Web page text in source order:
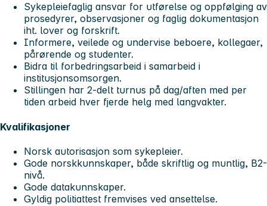
Sykepleiefaglig ansvar for utførelse og oppfølging av
prosedyrer, observasjoner og faglig dokumentasjon
iht. lover og forskrift.
Informere, veilede og undervise beboere, kollegaer,
pårørende og studenter.
Bidra til forbedringsarbeid i samarbeid i
institusjonsomsorgen.
Stillingen har 2-delt turnus på dag/aften med per
tiden arbeid hver fjerde helg med langvakter.
Kvalifikasjoner
Norsk autorisasjon som sykepleier.
Gode norskkunnskaper, både skriftlig og muntlig, B2-
nivå.
Gode datakunnskaper.
Gyldig politiattest fremvises ved ansettelse.